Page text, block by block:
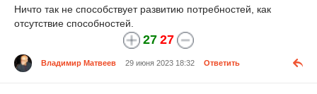
Ничто так не способствует развитию потребностей, как
отсутствие способностей.
27 27
Владимир Матвеев 29 июня 2023 18:32 Ответить